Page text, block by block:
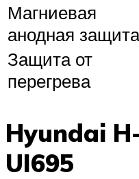
Магниевая
анодная защита
Защита от
перегрева
Hyundai
UI695